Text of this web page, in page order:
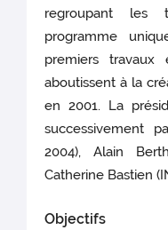
regroupant les
programme
premiers
aboutissent à la
en 2001. La
successivement
2004), Alain
Catherine Bastien
Objectifs